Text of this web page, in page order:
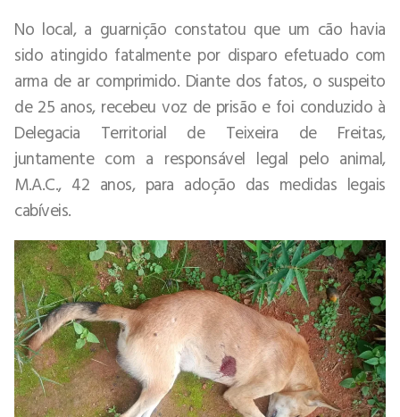
No local, a guarnição constatou que um cão havia
sido atingido fatalmente por disparo efetuado com
arma de ar comprimido. Diante dos fatos, o suspeito
de 25 anos, recebeu voz de prisão e foi conduzido à
Delegacia Territorial de Teixeira de Freitas,
juntamente com a responsável legal pelo animal,
M.A.C., 42 anos, para adoção das medidas legais
cabíveis.